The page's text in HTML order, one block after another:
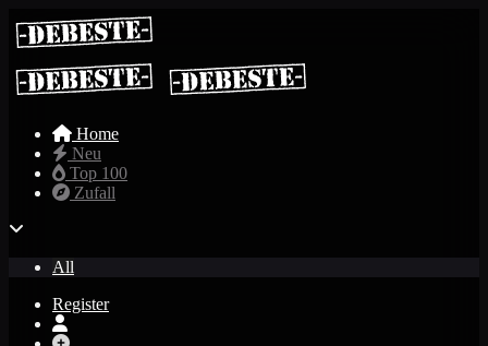
Home
Neu
Top 100
Zufall
All
Register